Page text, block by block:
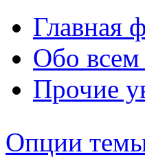
Главная
Обо
Прочие
Опции